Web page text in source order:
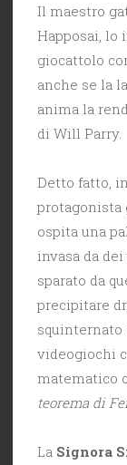
Il maestro
Happosai, lo
giocattolo
anche se la
anima la
di Will Parry.
Detto fatto,
protagonista
ospita una
invasa da
sparato da
precipitare
squinternato
videogiochi
matematico
teorema di
La Signora